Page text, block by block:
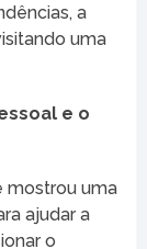
a
uma
e o
mostrou uma
ajudar a
o